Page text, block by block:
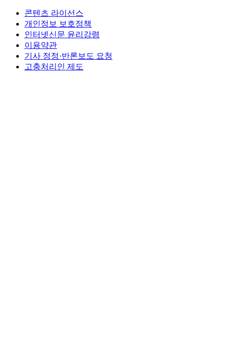
콘텐츠 라이선스
개인정보 보호정책
인터넷신문 윤리강령
이용약관
기사 정정·반론보도 요청
고충처리인 제도